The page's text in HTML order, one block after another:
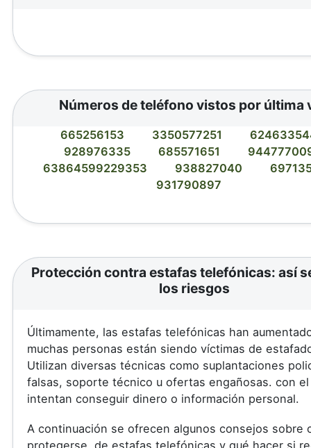
Números de teléfono vistos por última
665256153 3350577251
928976335
685571651
63864599229353
938827040
931790897
Protección contra estafas telefónicas: así
los riesgos
Últimamente, las estafas telefónicas han
muchas personas están siendo víctimas de
Utilizan diversas técnicas como suplantaciones
falsas, soporte técnico u ofertas engañosas. con el
intentan conseguir dinero o información personal.
A continuación se ofrecen algunos consejos sobre
protegerse. de estafas telefónicas y qué hacer si